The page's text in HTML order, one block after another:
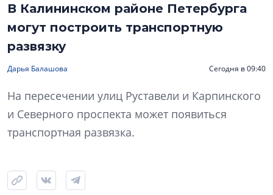
В Калининском районе Петербурга
могут построить транспортную
развязку
Дарья Балашова Сегодня в 09:40
На пересечении улиц Руставели и Карпинского
и Северного проспекта может появиться
транспортная развязка.